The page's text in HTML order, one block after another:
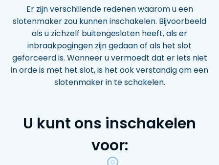
Er zijn verschillende redenen waarom u een
slotenmaker zou kunnen inschakelen. Bijvoorbeeld
als u zichzelf buitengesloten heeft, als er
inbraakpogingen zijn gedaan of als het slot
geforceerd is. Wanneer u vermoedt dat er iets niet
in orde is met het slot, is het ook verstandig om een
slotenmaker in te schakelen.
U kunt ons inschakelen
voor: